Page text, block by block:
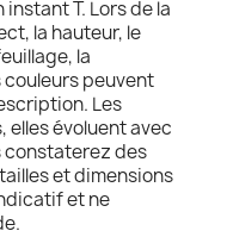
T. Lors de la
la hauteur, le
la
couleurs peuvent
Les
elles évoluent avec
constaterez des
et dimensions
et ne